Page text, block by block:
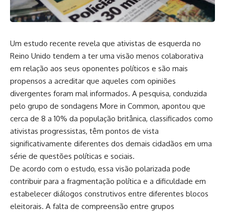
Um estudo recente revela que ativistas de esquerda no
Reino Unido tendem a ter uma visão menos colaborativa
em relação aos seus oponentes políticos e são mais
propensos a acreditar que aqueles com opiniões
divergentes foram mal informados. A pesquisa, conduzida
pelo grupo de sondagens More in Common, apontou que
cerca de 8 a 10% da população britânica, classificados como
ativistas progressistas, têm pontos de vista
significativamente diferentes dos demais cidadãos em uma
série de questões políticas e sociais.
De acordo com o estudo, essa visão polarizada pode
contribuir para a fragmentação política e a dificuldade em
estabelecer diálogos construtivos entre diferentes blocos
eleitorais. A falta de compreensão entre grupos